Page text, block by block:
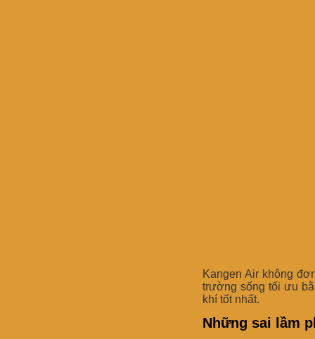
Kangen Air không
trường sống tối ưu
khí tốt nhất.
Những sai lầm